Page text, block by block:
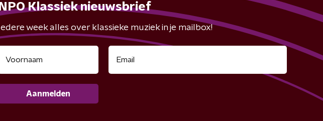
NPO Klassiek nieuwsbrief
Iedere week alles over klassieke muziek in je mailbox!
Aanmelden